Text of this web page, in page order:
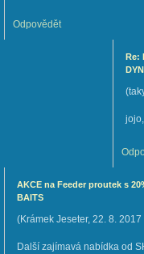
Odpovědět
Re:
(
AKCE na Feeder proutek s
BAITS
(Krámek Jeseter, 22. 8. 2017
Další zajímavá nabídka od